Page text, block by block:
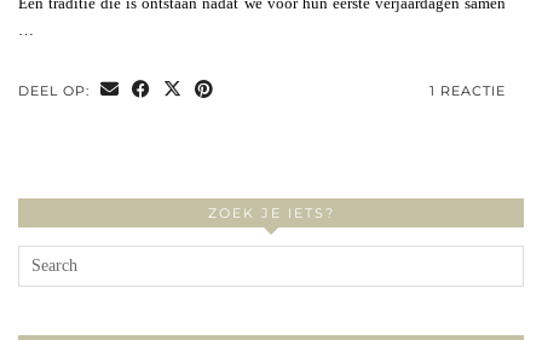
…
DEEL OP: 1 REACTIE
ZOEK JE IETS?